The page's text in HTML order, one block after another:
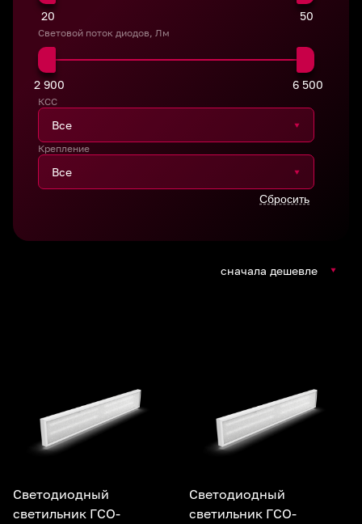
20 50
Световой поток диодов, Лм
2 900 6 500
КСС
Крепление
сначала дешевле
Светодиодный
светильник ГСО-
Светодиодный
светильник ГСО-